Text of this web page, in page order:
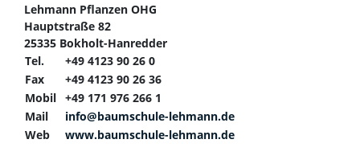
Lehmann Pflanzen OHG
Hauptstraße 82
25335 Bokholt-Hanredder
Tel.
+49 4123 90 26 0
Fax
+49 4123 90 26 36
Mobil +49 171 976 266 1
Mail
info@baumschule-lehmann.de
Web
www.baumschule-lehmann.de